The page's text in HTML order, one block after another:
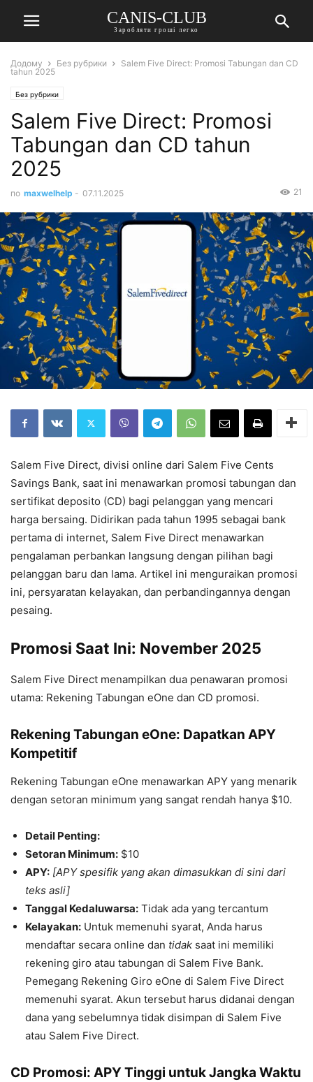
CANIS-CLUB
Заробляти гроші легко
Додому Без рубрики
Salem Five Direct: Promosi Tabungan dan CD
tahun 2025
Без рубрики
Salem Five Direct: Promosi
Tabungan dan CD tahun
2025
по maxwelhelp - 07.11.2025 21
Salem Five Direct, divisi online dari Salem Five Cents
Savings Bank, saat ini menawarkan promosi tabungan dan
sertifikat deposito (CD) bagi pelanggan yang mencari
harga bersaing. Didirikan pada tahun 1995 sebagai bank
pertama di internet, Salem Five Direct menawarkan
pengalaman perbankan langsung dengan pilihan bagi
pelanggan baru dan lama. Artikel ini menguraikan promosi
ini, persyaratan kelayakan, dan perbandingannya dengan
pesaing.
Promosi Saat Ini: November 2025
Salem Five Direct menampilkan dua penawaran promosi
utama: Rekening Tabungan eOne dan CD promosi.
Rekening Tabungan eOne: Dapatkan APY
Kompetitif
Rekening Tabungan eOne menawarkan APY yang menarik
dengan setoran minimum yang sangat rendah hanya $10.
Detail Penting:
Setoran Minimum: $10
APY: [APY spesifik yang akan dimasukkan di sini dari
teks asli]
Tanggal Kedaluwarsa: Tidak ada yang tercantum
Kelayakan: Untuk memenuhi syarat, Anda harus
mendaftar secara online dan tidak saat ini memiliki
rekening giro atau tabungan di Salem Five Bank.
Pemegang Rekening Giro eOne di Salem Five Direct
memenuhi syarat. Akun tersebut harus didanai dengan
dana yang sebelumnya tidak disimpan di Salem Five
atau Salem Five Direct.
CD Promosi: APY Tinggi untuk Jangka Waktu